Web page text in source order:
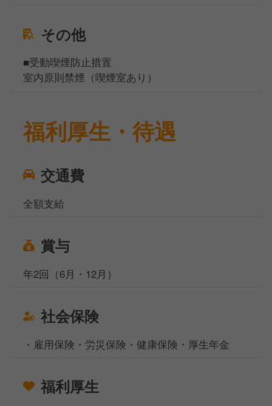
その他
■受動喫煙防止措置
室内原則禁煙（喫煙室あり）
福利厚生・待遇
交通費
全額支給
賞与
年2回（6月・12月）
社会保険
・雇用保険・労災保険・健康保険・厚生年金
福利厚生